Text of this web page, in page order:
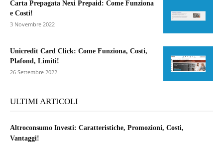
Carta Prepagata Nexi Prepaid: Come Funziona
e Costi!
3 Novembre 2022
Unicredit Card Click: Come Funziona, Costi,
Plafond, Limiti!
26 Settembre 2022
ULTIMI ARTICOLI
Altroconsumo Investi: Caratteristiche, Promozioni, Costi,
Vantaggi!